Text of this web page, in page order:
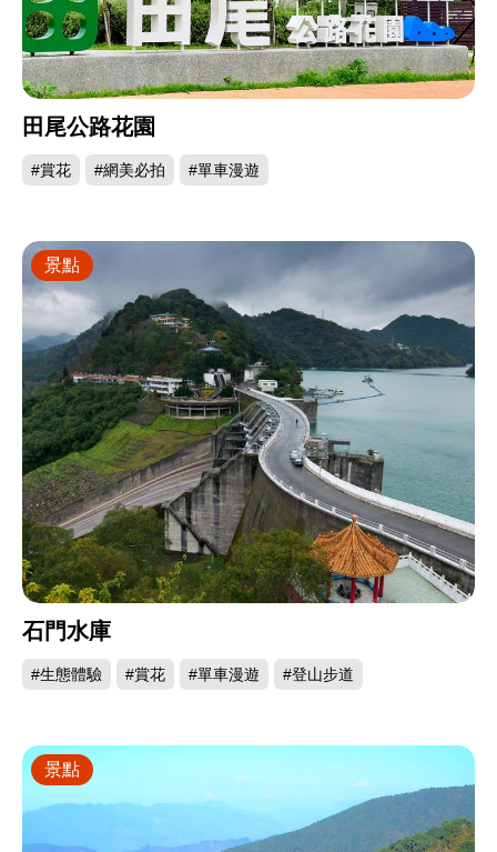
田尾公路花園
#賞花 #網美必拍 #單車漫遊
石門水庫
#生態體驗 #賞花 #單車漫遊 #登山步道
景點
景點